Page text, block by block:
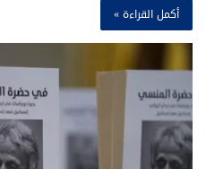
أكمل القراءة »